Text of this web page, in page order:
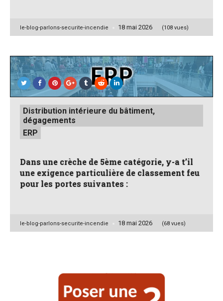
Posted
le-blog-parlons-securite-incendie 18 mai 2026 (108 vues)
Posted
inDistribution intérieure du bâtiment,
dégagements
ERP
Dans une crèche de 5ème catégorie, y-a t’il
une exigence particulière de classement feu
pour les portes suivantes :
Posted
le-blog-parlons-securite-incendie 18 mai 2026 (68 vues)